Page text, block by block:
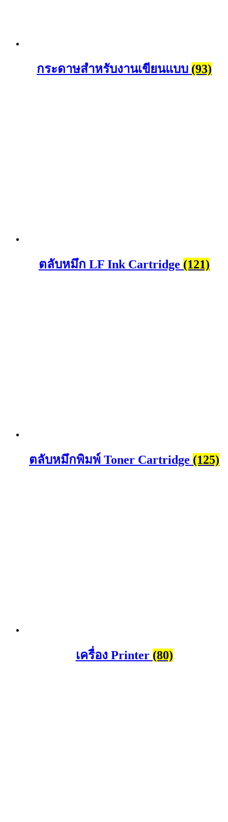
กระดาษสำหรับงานเขียนแบบ (93)
ตลับหมึก LF Ink Cartridge (121)
ตลับหมึกพิมพ์ Toner Cartridge (125)
เครื่อง Printer (80)